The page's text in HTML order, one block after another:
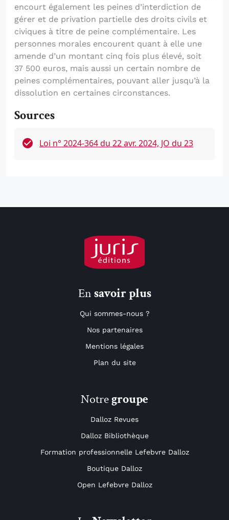
encourt également les peines d’interdiction de
gérer et de privation partielle des droits civils et
civiques à titre de peine complémentaire. Les
personnes morales encourent quant à elle une
amende d’un montant cinq fois plus élevé, soit
37 500 euros, mais aussi un certain nombre de
peines complémentaires, pouvant aller jusqu’à la
dissolution en certaines circonstances.
Sources
Loi n° 2024-364 du 22 avr. 2024, JO du 23
Ensavoir plus
Qui sommes-nous ?
Nos partenaires
Mentions légales
Plan du site
Notregroupe
Dalloz Revues
Dalloz Bibliothèque
Formation professionnelle Lefebvre Dalloz
Boutique Dalloz
Open Lefebvre Dalloz